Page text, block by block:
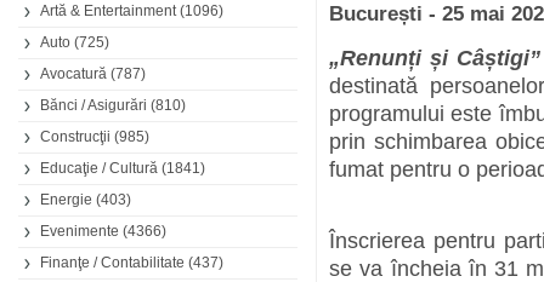
Artă & Entertainment(1096)
Auto (725)
Avocatură (787)
Bănci / Asigurări (810)
Construcţii (985)
Educaţie / Cultură (1841)
Energie (403)
Evenimente (4366)
Finanţe / Contabilitate (437)
București - 25 mai
„Renunți și Câștigi”
destinată
programului este
prin schimbarea
fumat pentru o
Înscrierea pentru
se va încheia în 31